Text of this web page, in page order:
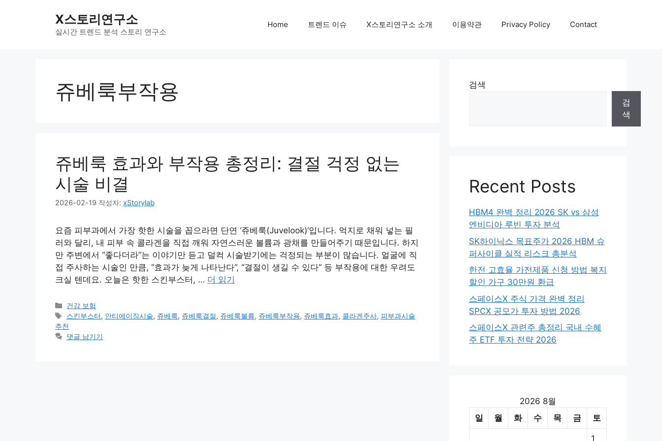
X스토리연구소
실시간 트렌드 분석 스토리 연구소
Home 트렌드 이슈 X스토리연구소 소개 이용약관 Privacy Policy Contact
쥬베룩부작용
쥬베룩 효과와 부작용 총정리: 결절 걱정 없는
시술 비결
2026-02-19 작성자: xStorylab
요즘 피부과에서 가장 핫한 시술을 꼽으라면 단연 ‘쥬베룩(Juvelook)’입니다. 억지로 채워 넣는 필
러와 달리, 내 피부 속 콜라겐을 직접 깨워 자연스러운 볼륨과 광채를 만들어주기 때문입니다. 하지
만 주변에서 “좋다더라”는 이야기만 듣고 덜컥 시술받기에는 걱정되는 부분이 많습니다. 얼굴에 직
접 주사하는 시술인 만큼, “효과가 늦게 나타난다”, “결절이 생길 수 있다” 등 부작용에 대한 우려도
크실 텐데요. 오늘은 핫한 스킨부스터, … 더 읽기
카
테
고
리
건강 보험
태
그
스킨부스터, 안티에이징시술, 쥬베룩, 쥬베룩결절, 쥬베룩볼륨, 쥬베룩부작용, 쥬베룩효과, 콜라겐주사,피부과시술
추천
댓글 남기기
검색
검
색
Recent Posts
HBM4 완벽 정리 2026 SK vs 삼성
엔비디아 루빈 투자 분석
SK하이닉스 목표주가 2026 HBM 슈
퍼사이클 실적 리스크 총분석
한전 고효율 가전제품 신청 방법 복지
할인 가구 30만원 환급
스페이스X 주식 가격 완벽 정리
SPCX 공모가 투자 방법 2026
스페이스X 관련주 총정리 국내 수혜
주 ETF 투자 전략 2026
2026 8월
일
월 화 수 목 금 토
1